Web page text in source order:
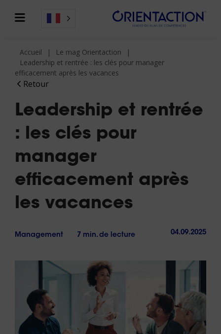
Retour
Accueil
Le mag Orientaction
Leadership et rentrée : les clés pour manager
efficacement après les vacances
Leadership et rentrée
: les clés pour
manager
efficacement après
les vacances
Management 7 min. de lecture 04.09.2025